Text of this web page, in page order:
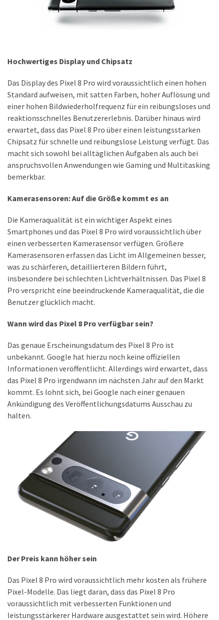
die
und
was
passt
besser
zu
dir?
Kurzzeitreisende:
Handy-
ist
ideal
lokale
SIM
oder
internationale
Karte?
MOST
USED
CATEGORIES
Handys
(31)
DSL
Multimedia
Smartwatches
(38)
(19)
Handytarif-
Vergleich
Hochwertiges Display und Chipsatz
Das Display des Pixel 8 Pro wird voraussichtlich einen hohen
Standard aufweisen, mit satten Farben, hoher Auflösung und
einer hohen Bildwiederholfrequenz für ein reibungsloses und
reaktionsschnelles Benutzererlebnis. Darüber hinaus wird
erwartet, dass das Pixel 8 Pro über einen leistungsstarken
Chipsatz für schnelle und reibungslose Leistung verfügt. Das
macht sich sowohl bei alltäglichen Aufgaben als auch bei
anspruchsvollen Anwendungen wie Gaming und Multitasking
bemerkbar.
Kamerasensoren: Auf die Größe kommt es an
Die Kameraqualität ist ein wichtiger Aspekt eines
Smartphones und das Pixel 8 Pro wird voraussichtlich über
einen verbesserten Kamerasensor verfügen. Größere
Kamerasensoren erfassen das Licht im Allgemeinen besser,
was zu schärferen, detaillierteren Bildern führt,
insbesondere bei schlechten Lichtverhältnissen. Das Pixel 8
Pro verspricht eine beeindruckende Kameraqualität, die die
Benutzer glücklich macht.
Wann wird das Pixel 8 Pro verfügbar sein?
Das genaue Erscheinungsdatum des Pixel 8 Pro ist
unbekannt. Google hat hierzu noch keine offiziellen
Informationen veröffentlicht. Allerdings wird erwartet, dass
das Pixel 8 Pro irgendwann im nächsten Jahr auf den Markt
kommt. Es lohnt sich, bei Google nach einer genauen
Ankündigung des Veröffentlichungsdatums Ausschau zu
halten.
Der Preis kann höher sein
Das Pixel 8 Pro wird voraussichtlich mehr kosten als frühere
Pixel-Modelle. Das liegt daran, dass das Pixel 8 Pro
voraussichtlich mit verbesserten Funktionen und
leistungsstärkerer Hardware ausgestattet sein wird. Höhere